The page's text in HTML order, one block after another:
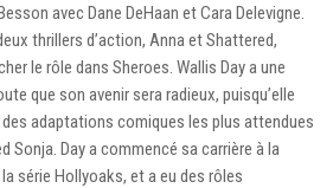
avec Dane DeHaan et Cara Delevigne.
thrillers d’action, Anna et Shattered,
le rôle dans Sheroes. Wallis Day a une
que son avenir sera radieux, puisqu’elle
adaptations comiques les plus attendues
Sonja. Day a commencé sa carrière à la
série Hollyoaks, et a eu des rôles